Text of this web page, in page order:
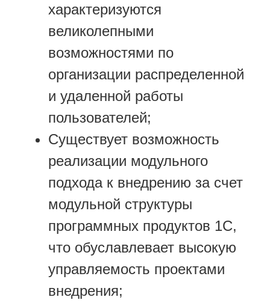
характеризуются
великолепными
возможностями по
организации распределенной
и удаленной работы
пользователей;
Существует возможность
реализации модульного
подхода к внедрению за счет
модульной структуры
программных продуктов 1С,
что обуславлевает высокую
управляемость проектами
внедрения;